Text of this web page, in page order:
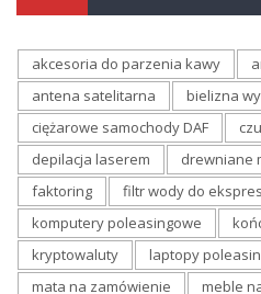
akcesoria do parzenia kawy
antena satelitarna
bielizna
ciężarowe samochody DAF
depilacja laserem
drewniane
faktoring
filtr wody do
komputery poleasingowe
kryptowaluty
laptopy
mata na zamówienie
meble